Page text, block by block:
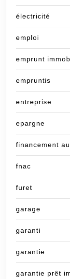
électricité
emploi
emprunt
empruntis
entreprise
epargne
financement
fnac
furet
garage
garanti
garantie
garantie prêt